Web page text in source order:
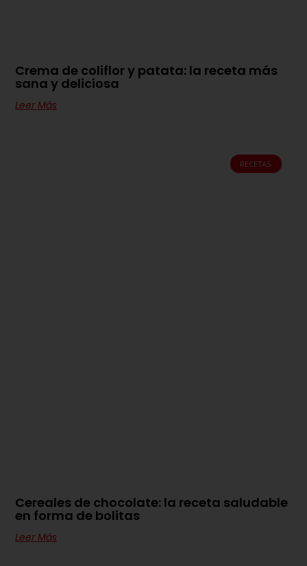
Crema de coliflor y patata: la receta más
sana y deliciosa
Leer Más
RECETAS
Cereales de chocolate: la receta saludable
en forma de bolitas
Leer Más